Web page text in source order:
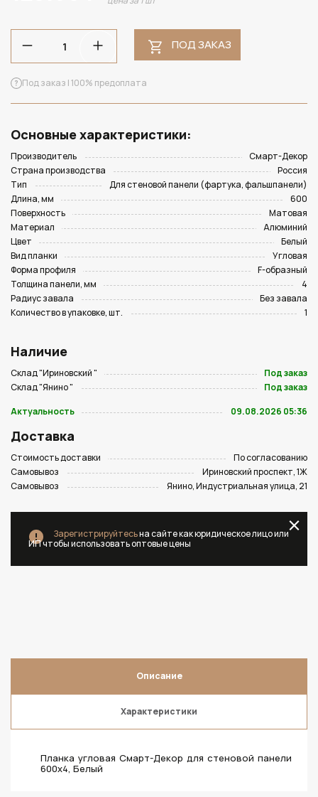
ПОД ЗАКАЗ
Под заказ | 100% предоплата
Основные характеристики:
Производитель
Смарт-Декор
Страна производства
Россия
Тип
Для стеновой панели (фартука, фальшпанели)
Длина, мм
600
Поверхность
Матовая
Материал
Алюминий
Цвет
Белый
Вид планки
Угловая
Форма профиля
F-образный
Толщина панели, мм
4
Радиус завала
Без завала
Количество в упаковке, шт.
1
Наличие
Склад "Ириновский "
Под заказ
Склад "Янино "
Под заказ
Актуальность
09.08.2026 05:36
Доставка
Стоимость доставки
По согласованию
Самовывоз
Ириновский проспект, 1Ж
Самовывоз
Янино, Индустриальная улица, 21
Зарегистрируйтесьна сайте как юридическое лицо или
ИП чтобы использовать оптовые цены
Описание
Характеристики
Планка угловая Смарт-Декор для стеновой панели
600х4, Белый